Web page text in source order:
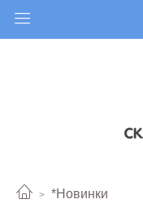
*Новинки